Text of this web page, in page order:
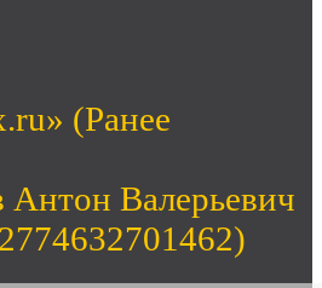
(Ранее
Валерьевич